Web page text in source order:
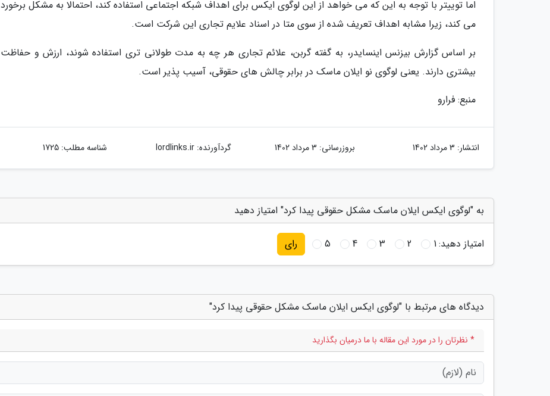
اما توییتر با توجه به این که می خواهد از این لوگوی ایکس برای اهداف شبکه اجتماعی استفاده کند، احتمالا به مشکل برخورد
می کند، زیرا مشابه اهداف تعریف شده از سوی متا در اسناد علایم تجاری این شرکت است.
بر اساس گزارش بیزنس اینسایدر، به گفته گربن، علائم تجاری هر چه به مدت طولانی تری استفاده شوند، ارزش و حفاظت
بیشتری دارند. یعنی لوگوی نو ایلان ماسک در برابر چالش های حقوقی، آسیب پذیر است.
منبع: فرارو
انتشار: 3 مرداد 1402 بروزرسانی: 3 مرداد 1402 گردآورنده:lordlinks.ir شناسه مطلب: 1725
به "لوگوی ایکس ایلان ماسک مشکل حقوقی پیدا کرد" امتیاز دهید
امتیاز دهید:1
2
3
4
5 رای
دیدگاه های مرتبط با "لوگوی ایکس ایلان ماسک مشکل حقوقی پیدا کرد"
* نظرتان را در مورد این مقاله با ما درمیان بگذارید